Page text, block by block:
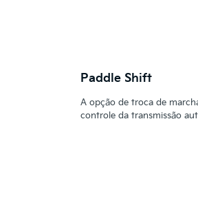
Paddle Shift
A opção de troca de
controle da transmissão